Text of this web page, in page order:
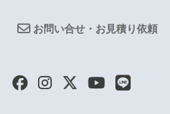
お問い合せ・お見積り依頼